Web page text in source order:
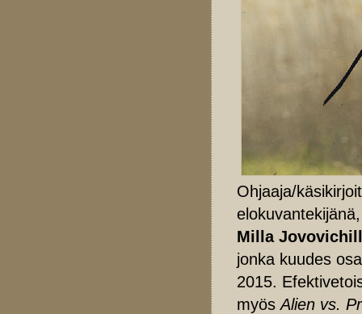
Ohjaaja/
Milla
jonka kuudes
2015.
myösAlien vs.